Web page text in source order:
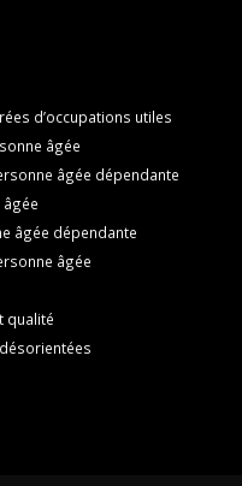
d’occupations utiles
âgée
âgée dépendante
âgée
âgée dépendante
âgée
qualité